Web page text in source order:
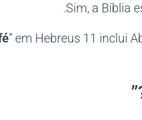
Sim, a Bíblia
” em Hebreus 11 inclui